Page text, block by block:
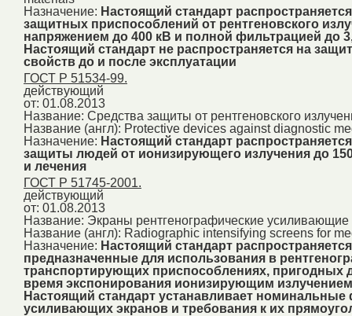
Назначение: Настоящий стандарт
защитных приспособлений от рентгеновского
напряжением до 400 кВ и полной фильтрацией до
Настоящий стандарт не распространяется на
свойств до и после эксплуатации
ГОСТ Р 51534-99.
действующий
от: 01.08.2013
Название: Средства защиты от рентгеновского
Название (англ): Protective devices against diagnostic
Назначение: Настоящий стандарт
защиты людей от ионизирующего излучения до
и лечения
ГОСТ Р 51745-2001.
действующий
от: 01.08.2013
Название: Экраны рентгенографические
Название (англ): Radiographic intensifying screens for
Назначение: Настоящий стандарт
предназначенные для использования в
транспортирующих приспособлениях, пригодных
время экспонирования ионизирующим
Настоящий стандарт устанавливает
усиливающих экранов и требования к их